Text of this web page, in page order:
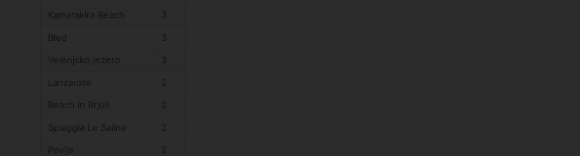
Kamarakira Beach
3
Bled
3
Velenjsko jezero
3
Lanzarote
2
Beach in Rrjoll
2
Spiaggia Le Saline
2
Povlja
2